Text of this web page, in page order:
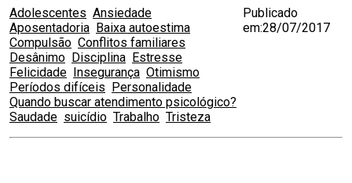
Adolescentes Ansiedade
Aposentadoria Baixa autoestima
Compulsão Conflitos familiares
Desânimo Disciplina Estresse
Felicidade Insegurança Otimismo
Períodos difíceis Personalidade
Quando buscar atendimento psicológico?
Saudade suicídio Trabalho Tristeza
Publicado
em:28/07/2017